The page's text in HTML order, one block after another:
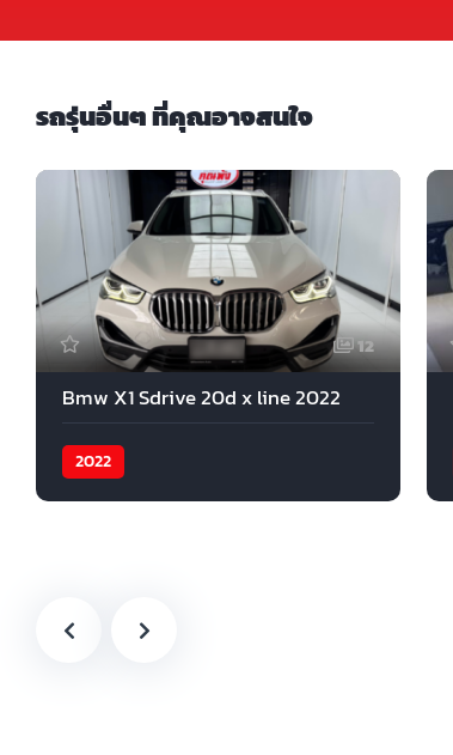
รถรุ่นอื่นๆ ที่คุณอาจสนใจ
12
Bmw X1 Sdrive 20d x line 2022
2022